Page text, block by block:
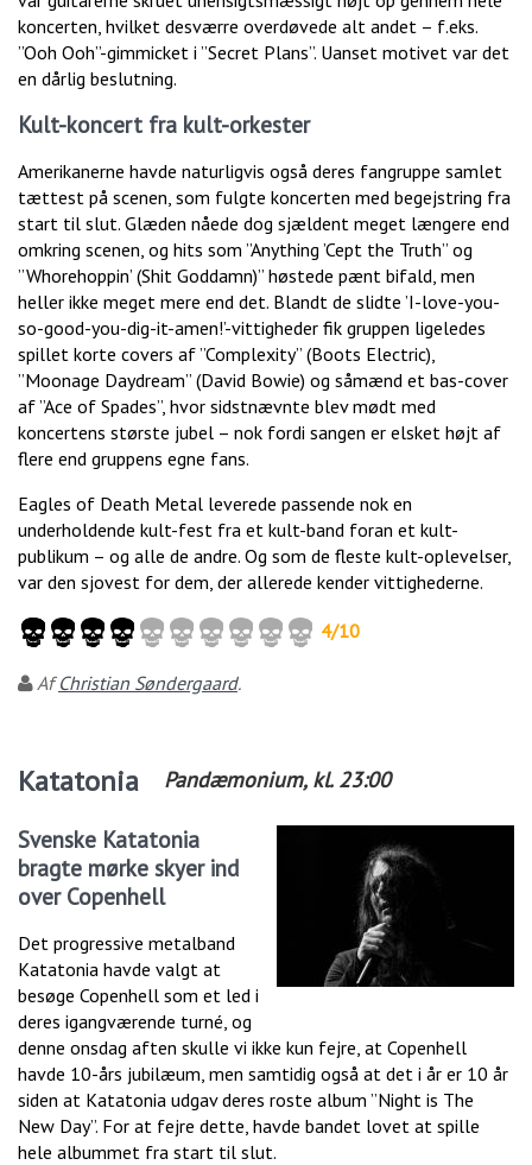
koncerten, hvilket desværre overdøvede alt andet – f.eks.
”Ooh Ooh”-gimmicket i ”Secret Plans”. Uanset motivet var det
en dårlig beslutning.
Kult-koncert fra kult-orkester
Amerikanerne havde naturligvis også deres fangruppe samlet
tættest på scenen, som fulgte koncerten med begejstring fra
start til slut. Glæden nåede dog sjældent meget længere end
omkring scenen, og hits som ”Anything ’Cept the Truth” og
”Whorehoppin’ (Shit Goddamn)” høstede pænt bifald, men
heller ikke meget mere end det. Blandt de slidte ’I-love-you-
so-good-you-dig-it-amen!’-vittigheder fik gruppen ligeledes
spillet korte covers af ”Complexity” (Boots Electric),
”Moonage Daydream” (David Bowie) og såmænd et bas-cover
af ”Ace of Spades”, hvor sidstnævnte blev mødt med
koncertens største jubel – nok fordi sangen er elsket højt af
flere end gruppens egne fans.
Eagles of Death Metal leverede passende nok en
underholdende kult-fest fra et kult-band foran et kult-
publikum – og alle de andre. Og som de fleste kult-oplevelser,
var den sjovest for dem, der allerede kender vittighederne.
4/10
AfChristian Søndergaard.
Katatonia Pandæmonium, kl. 23:00
Svenske Katatonia
bragte mørke skyer ind
over Copenhell
Det progressive metalband
Katatonia havde valgt at
besøge Copenhell som et led i
deres igangværende turné, og
denne onsdag aften skulle vi ikke kun fejre, at Copenhell
havde 10-års jubilæum, men samtidig også at det i år er 10 år
siden at Katatonia udgav deres roste album ”Night is The
New Day”. For at fejre dette, havde bandet lovet at spille
hele albummet fra start til slut.